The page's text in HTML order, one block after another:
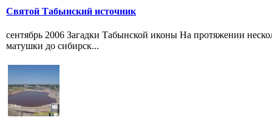
Святой Табынский источник
сентябрь 2006 Загадки Табынской иконы На протяжении
матушки до сибирск...